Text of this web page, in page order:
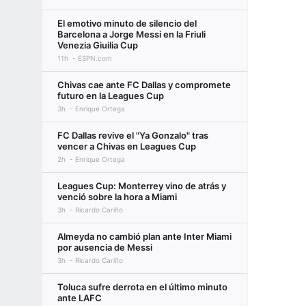
El emotivo minuto de silencio del
Barcelona a Jorge Messi en la Friuli
Venezia Giuilia Cup
11h ESPN.com
Chivas cae ante FC Dallas y compromete
futuro en la Leagues Cup
3h Enrique Ortega
FC Dallas revive el "Ya Gonzalo" tras
vencer a Chivas en Leagues Cup
2h Enrique Ortega
Leagues Cup: Monterrey vino de atrás y
venció sobre la hora a Miami
3h Ricardo Cariño
Almeyda no cambió plan ante Inter Miami
por ausencia de Messi
3h Ricardo Cariño
Toluca sufre derrota en el último minuto
ante LAFC